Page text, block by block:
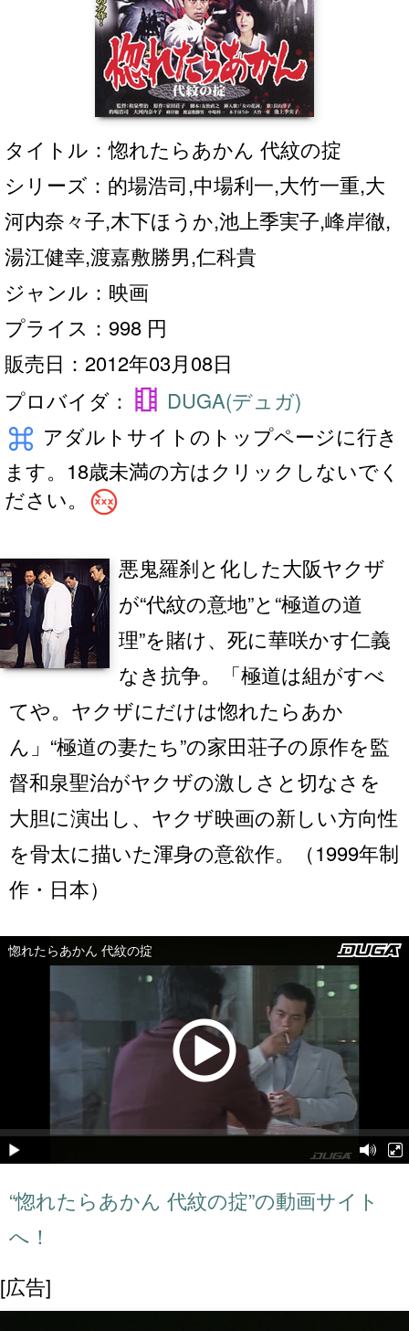
タイトル：惚れたらあかん 代紋の掟
シリーズ：的場浩司,中場利一,大竹一重,大
河内奈々子,木下ほうか,池上季実子,峰岸徹,
湯江健幸,渡嘉敷勝男,仁科貴
ジャンル：映画
プライス：998 円
販売日：2012年03月08日
プロバイダ： theaters DUGA(デュガ)
keyboard_command_key アダルトサイトのトップページに行き
ます。18歳未満の方はクリックしないでく
ださい。 no_adult_content
悪鬼羅刹と化した大阪ヤクザ
が“代紋の意地”と“極道の道
理”を賭け、死に華咲かす仁義
なき抗争。「極道は組がすべ
てや。ヤクザにだけは惚れたらあか
ん」“極道の妻たち”の家田荘子の原作を監
督和泉聖治がヤクザの激しさと切なさを
大胆に演出し、ヤクザ映画の新しい方向性
を骨太に描いた渾身の意欲作。（1999年制
作・日本）
“惚れたらあかん 代紋の掟”の動画サイト
へ！
[広告]